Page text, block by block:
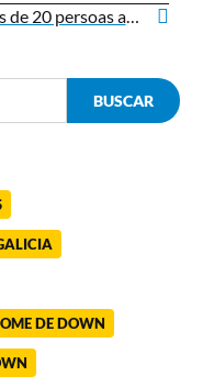
Máis de 20 persoas acadan un contrato laboral a través do proxecto de emprego de Down Galicia financiado pola Fundación Iberdrola
DE DOWN